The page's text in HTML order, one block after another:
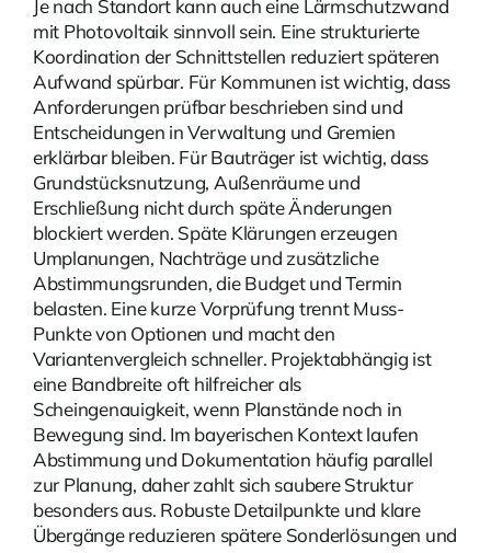
Je nach Standort kann auch eine Lärmschutzwand
mit Photovoltaiksinnvoll sein. Eine strukturierte
Koordination der Schnittstellen reduziert späteren
Aufwand spürbar. Für Kommunen ist wichtig, dass
Anforderungen prüfbar beschrieben sind und
Entscheidungen in Verwaltung und Gremien
erklärbar bleiben. Für Bauträger ist wichtig, dass
Grundstücksnutzung, Außenräume und
Erschließung nicht durch späte Änderungen
blockiert werden. Späte Klärungen erzeugen
Umplanungen, Nachträge und zusätzliche
Abstimmungsrunden, die Budget und Termin
belasten. Eine kurze Vorprüfung trennt Muss-
Punkte von Optionen und macht den
Variantenvergleich schneller. Projektabhängig ist
eine Bandbreite oft hilfreicher als
Scheingenauigkeit, wenn Planstände noch in
Bewegung sind. Im bayerischen Kontext laufen
Abstimmung und Dokumentation häufig parallel
zur Planung, daher zahlt sich saubere Struktur
besonders aus. Robuste Detailpunkte und klare
Übergänge reduzieren spätere Sonderlösungen und